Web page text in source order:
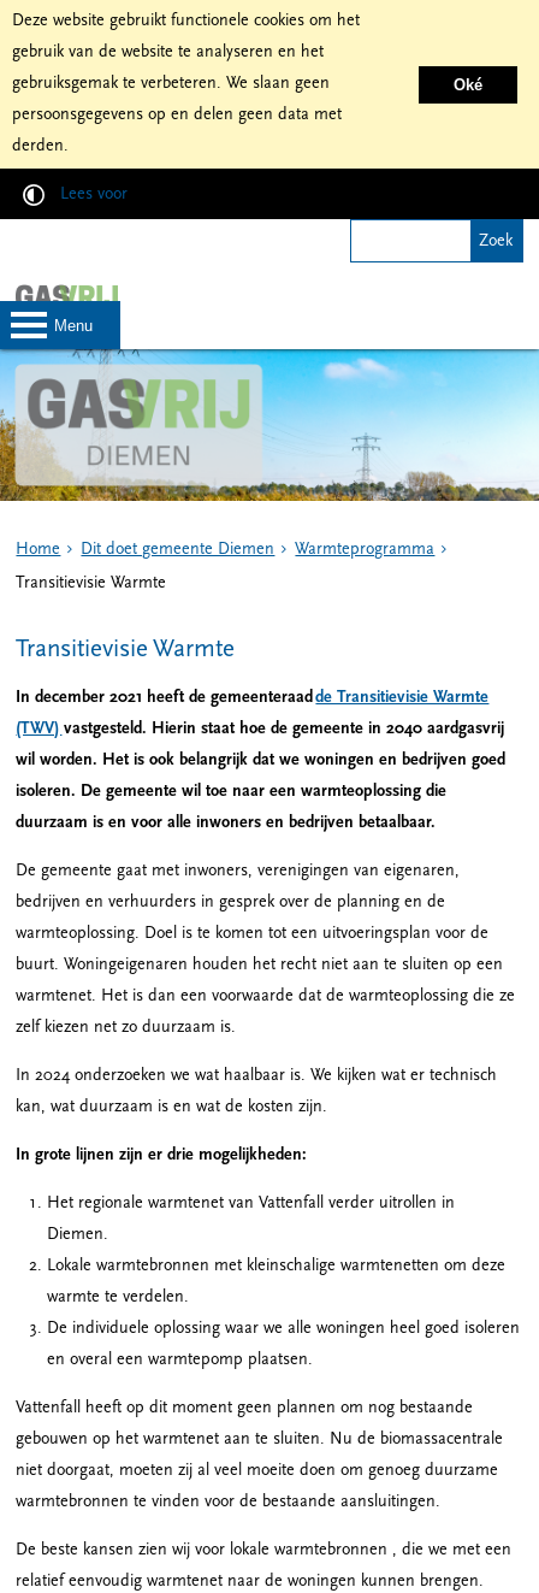
Deze website gebruikt functionele cookies om het
gebruik van de website te analyseren en het
gebruiksgemak te verbeteren. We slaan geen
persoonsgegevens op en delen geen data met
derden.
Oké
Lees voor
menu
Home Dit doet gemeente Diemen
Warmteprogramma
Transitievisie Warmte
Transitievisie Warmte
In december 2021 heeft de gemeenteraadde Transitievisie Warmte
(TWV) vastgesteld. Hierin staat hoe de gemeente in 2040 aardgasvrij
wil worden. Het is ook belangrijk dat we woningen en bedrijven goed
isoleren. De gemeente wil toe naar een warmteoplossing die
duurzaam is en voor alle inwoners en bedrijven betaalbaar.
De gemeente gaat met inwoners, verenigingen van eigenaren,
bedrijven en verhuurders in gesprek over de planning en de
warmteoplossing. Doel is te komen tot een uitvoeringsplan voor de
buurt. Woningeigenaren houden het recht niet aan te sluiten op een
warmtenet. Het is dan een voorwaarde dat de warmteoplossing die ze
zelf kiezen net zo duurzaam is.
In 2024 onderzoeken we wat haalbaar is. We kijken wat er technisch
kan, wat duurzaam is en wat de kosten zijn.
In grote lijnen zijn er drie mogelijkheden:
Het regionale warmtenet van Vattenfall verder uitrollen in
Diemen.
Lokale warmtebronnen met kleinschalige warmtenetten om deze
warmte te verdelen.
De individuele oplossing waar we alle woningen heel goed isoleren
en overal een warmtepomp plaatsen.
Vattenfall heeft op dit moment geen plannen om nog bestaande
gebouwen op het warmtenet aan te sluiten. Nu de biomassacentrale
niet doorgaat, moeten zij al veel moeite doen om genoeg duurzame
warmtebronnen te vinden voor de bestaande aansluitingen.
De beste kansen zien wij voor lokale warmtebronnen , die we met een
relatief eenvoudig warmtenet naar de woningen kunnen brengen.